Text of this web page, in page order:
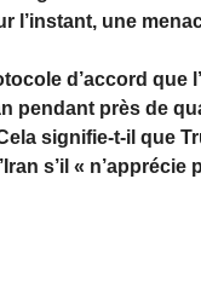
l’instant, une
d’accord que
pendant près de
signifie-t-il que
s’il « n’apprécie